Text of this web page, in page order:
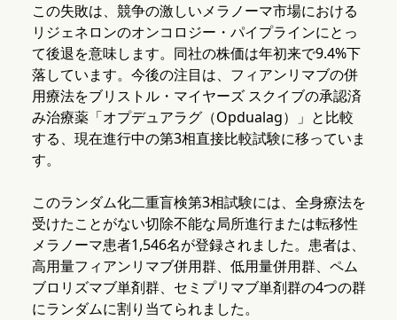
この失敗は、競争の激しいメラノーマ市場における
リジェネロンのオンコロジー・パイプラインにとっ
て後退を意味します。同社の株価は年初来で9.4%下
落しています。今後の注目は、フィアンリマブの併
用療法をブリストル・マイヤーズ スクイブの承認済
み治療薬「オプデュアラグ（Opdualag）」と比較
する、現在進行中の第3相直接比較試験に移っていま
す。
このランダム化二重盲検第3相試験には、全身療法を
受けたことがない切除不能な局所進行または転移性
メラノーマ患者1,546名が登録されました。患者は、
高用量フィアンリマブ併用群、低用量併用群、ペム
ブロリズマブ単剤群、セミプリマブ単剤群の4つの群
にランダムに割り当てられました。